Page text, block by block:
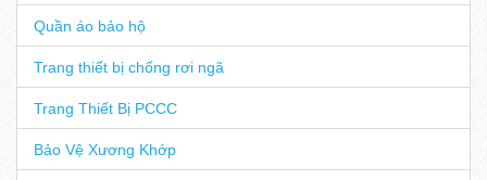
Quần áo bảo hộ
Trang thiết bị chống rơi ngã
Trang Thiết Bị PCCC
Bảo Vệ Xương Khớp